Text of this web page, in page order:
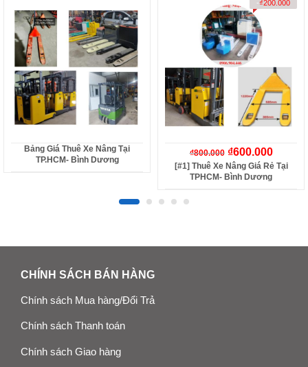
Bảng Giá Thuê Xe Nâng Tại
TP.HCM- Bình Dương
-₫200.000
₫800.000 ₫600.000
[#1] Thuê Xe Nâng Giá Rẻ Tại
TPHCM- Bình Dương
CHÍNH SÁCH BÁN HÀNG
Chính sách Mua hàng/Đổi Trả
Chính sách Thanh toán
Chính sách Giao hàng